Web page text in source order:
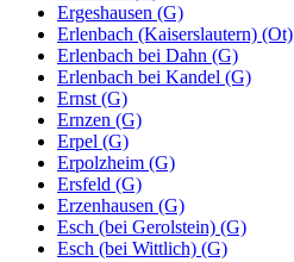
Ergeshausen (G)
Erlenbach (Kaiserslautern) (Ot)
Erlenbach bei Dahn (G)
Erlenbach bei Kandel (G)
Ernst (G)
Ernzen (G)
Erpel (G)
Erpolzheim (G)
Ersfeld (G)
Erzenhausen (G)
Esch (bei Gerolstein) (G)
Esch (bei Wittlich) (G)